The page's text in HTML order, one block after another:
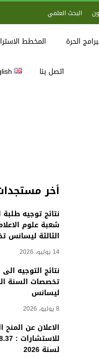
البحث العلمي
الحرة المخطط
اتصل بنا
أخر
نتائج توجيه
شعبة علوم
الثالثة ليسانس
14 يوليو، 2026
نتائج التوجيه الى
تخصصات السنة
ليسانس
8 يوليو، 2026
الاعلان عن المنح
لسنة 2026